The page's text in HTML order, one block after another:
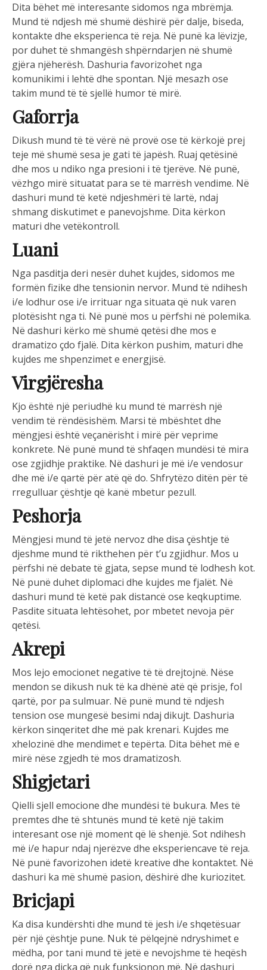
Dita bëhet më interesante sidomos nga mbrëmja.
Mund të ndjesh më shumë dëshirë për dalje, biseda,
kontakte dhe eksperienca të reja. Në punë ka lëvizje,
por duhet të shmangësh shpërndarjen në shumë
gjëra njëherësh. Dashuria favorizohet nga
komunikimi i lehtë dhe spontan. Një mesazh ose
takim mund të të sjellë humor të mirë.
Gaforrja
Dikush mund të të vërë në provë ose të kërkojë prej
teje më shumë sesa je gati të japësh. Ruaj qetësinë
dhe mos u ndiko nga presioni i të tjerëve. Në punë,
vëzhgo mirë situatat para se të marrësh vendime. Në
dashuri mund të ketë ndjeshmëri të lartë, ndaj
shmang diskutimet e panevojshme. Dita kërkon
maturi dhe vetëkontroll.
Luani
Nga pasditja deri nesër duhet kujdes, sidomos me
formën fizike dhe tensionin nervor. Mund të ndihesh
i/e lodhur ose i/e irrituar nga situata që nuk varen
plotësisht nga ti. Në punë mos u përfshi në polemika.
Në dashuri kërko më shumë qetësi dhe mos e
dramatizo çdo fjalë. Dita kërkon pushim, maturi dhe
kujdes me shpenzimet e energjisë.
Virgjëresha
Kjo është një periudhë ku mund të marrësh një
vendim të rëndësishëm. Marsi të mbështet dhe
mëngjesi është veçanërisht i mirë për veprime
konkrete. Në punë mund të shfaqen mundësi të mira
ose zgjidhje praktike. Në dashuri je më i/e vendosur
dhe më i/e qartë për atë që do. Shfrytëzo ditën për të
rregulluar çështje që kanë mbetur pezull.
Peshorja
Mëngjesi mund të jetë nervoz dhe disa çështje të
djeshme mund të rikthehen për t’u zgjidhur. Mos u
përfshi në debate të gjata, sepse mund të lodhesh kot.
Në punë duhet diplomaci dhe kujdes me fjalët. Në
dashuri mund të ketë pak distancë ose keqkuptime.
Pasdite situata lehtësohet, por mbetet nevoja për
qetësi.
Akrepi
Mos lejo emocionet negative të të drejtojnë. Nëse
mendon se dikush nuk të ka dhënë atë që prisje, fol
qartë, por pa sulmuar. Në punë mund të ndjesh
tension ose mungesë besimi ndaj dikujt. Dashuria
kërkon sinqeritet dhe më pak krenari. Kujdes me
xhelozinë dhe mendimet e tepërta. Dita bëhet më e
mirë nëse zgjedh të mos dramatizosh.
Shigjetari
Qielli sjell emocione dhe mundësi të bukura. Mes të
premtes dhe të shtunës mund të ketë një takim
interesant ose një moment që lë shenjë. Sot ndihesh
më i/e hapur ndaj njerëzve dhe eksperiencave të reja.
Në punë favorizohen idetë kreative dhe kontaktet. Në
dashuri ka më shumë pasion, dëshirë dhe kuriozitet.
Bricjapi
Ka disa kundërshti dhe mund të jesh i/e shqetësuar
për një çështje pune. Nuk të pëlqejnë ndryshimet e
mëdha, por tani mund të jetë e nevojshme të heqësh
dorë nga diçka që nuk funksionon më. Në dashuri